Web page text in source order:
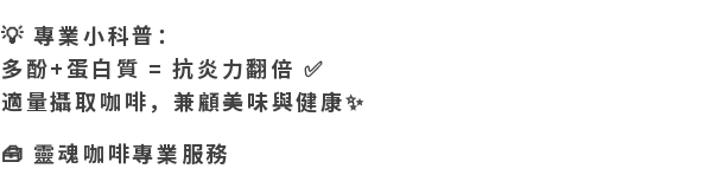
💡專業小科普：
多酚+蛋白質 =抗炎力翻倍 ✅
適量攝取咖啡，兼顧美味與健康✨
🧰 靈魂咖啡專業服務